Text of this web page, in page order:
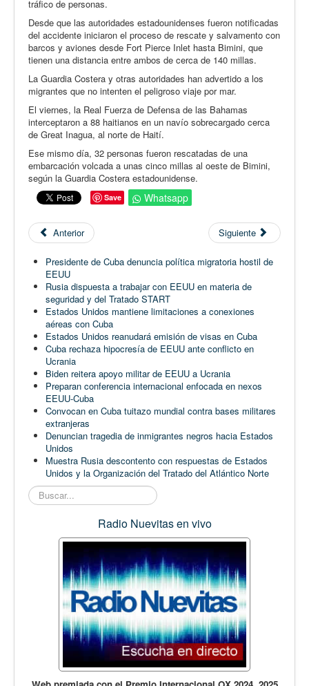
tráfico de personas.
Desde que las autoridades estadounidenses fueron notificadas
del accidente iniciaron el proceso de rescate y salvamento con
barcos y aviones desde Fort Pierce Inlet hasta Bimini, que
tienen una distancia entre ambos de cerca de 140 millas.
La Guardia Costera y otras autoridades han advertido a los
migrantes que no intenten el peligroso viaje por mar.
El viernes, la Real Fuerza de Defensa de las Bahamas
interceptaron a 88 haitianos en un navío sobrecargado cerca
de Great Inagua, al norte de Haití.
Ese mismo día, 32 personas fueron rescatadas de una
embarcación volcada a unas cinco millas al oeste de Bimini,
según la Guardia Costera estadounidense.
Save Whatsapp
Anterior Siguiente
Presidente de Cuba denuncia política migratoria hostil de
EEUU
Rusia dispuesta a trabajar con EEUU en materia de
seguridad y del Tratado START
Estados Unidos mantiene limitaciones a conexiones
aéreas con Cuba
Estados Unidos reanudará emisión de visas en Cuba
Cuba rechaza hipocresía de EEUU ante conflicto en
Ucrania
Biden reitera apoyo militar de EEUU a Ucrania
Preparan conferencia internacional enfocada en nexos
EEUU-Cuba
Convocan en Cuba tuitazo mundial contra bases militares
extranjeras
Denuncian tragedia de inmigrantes negros hacia Estados
Unidos
Muestra Rusia descontento con respuestas de Estados
Unidos y la Organización del Tratado del Atlántico Norte
Buscar...
Radio Nuevitas en vivo